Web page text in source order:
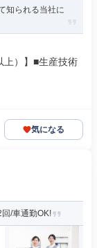
知られる当社に
上）】■生産技術
気になる
/車通勤OK!